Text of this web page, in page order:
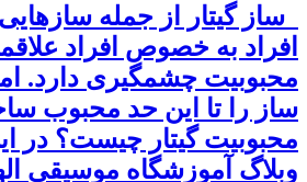
ساز گیتار از جمله
افراد به خصوص افراد
محبوبیت چشمگیری دارد.
ساز را تا این حد محبوب
محبوبیت گیتار چیست؟ در
وبلاگ آموزشگاه موسیقی